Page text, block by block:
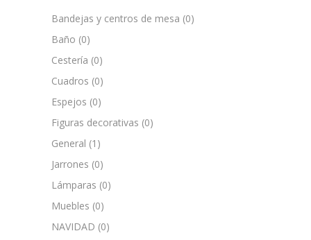
Bandejas y centros de mesa (0)
Baño (0)
Cestería (0)
Cuadros (0)
Espejos (0)
Figuras decorativas (0)
General (1)
Jarrones (0)
Lámparas (0)
Muebles (0)
NAVIDAD (0)